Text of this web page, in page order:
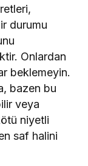
durumu
Onlardan
beklemeyin.
bazen bu
veya
niyetli
saf halini